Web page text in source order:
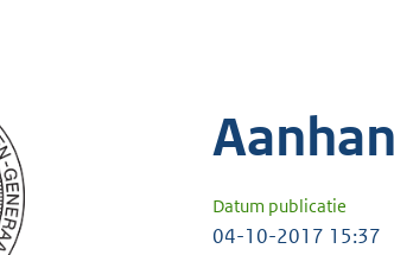
Datum publicatie
04-10-2017 15:37